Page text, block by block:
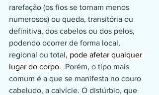
rarefação (os fios se tornam menos
numerosos) ou queda, transitória ou
definitiva, dos cabelos ou dos pelos,
podendo ocorrer de forma local,
regional ou total, pode afetar qualquer
lugar do corpo. Porém, o tipo mais
comum é a que se manifesta no couro
cabeludo, a calvície. O distúrbio, que